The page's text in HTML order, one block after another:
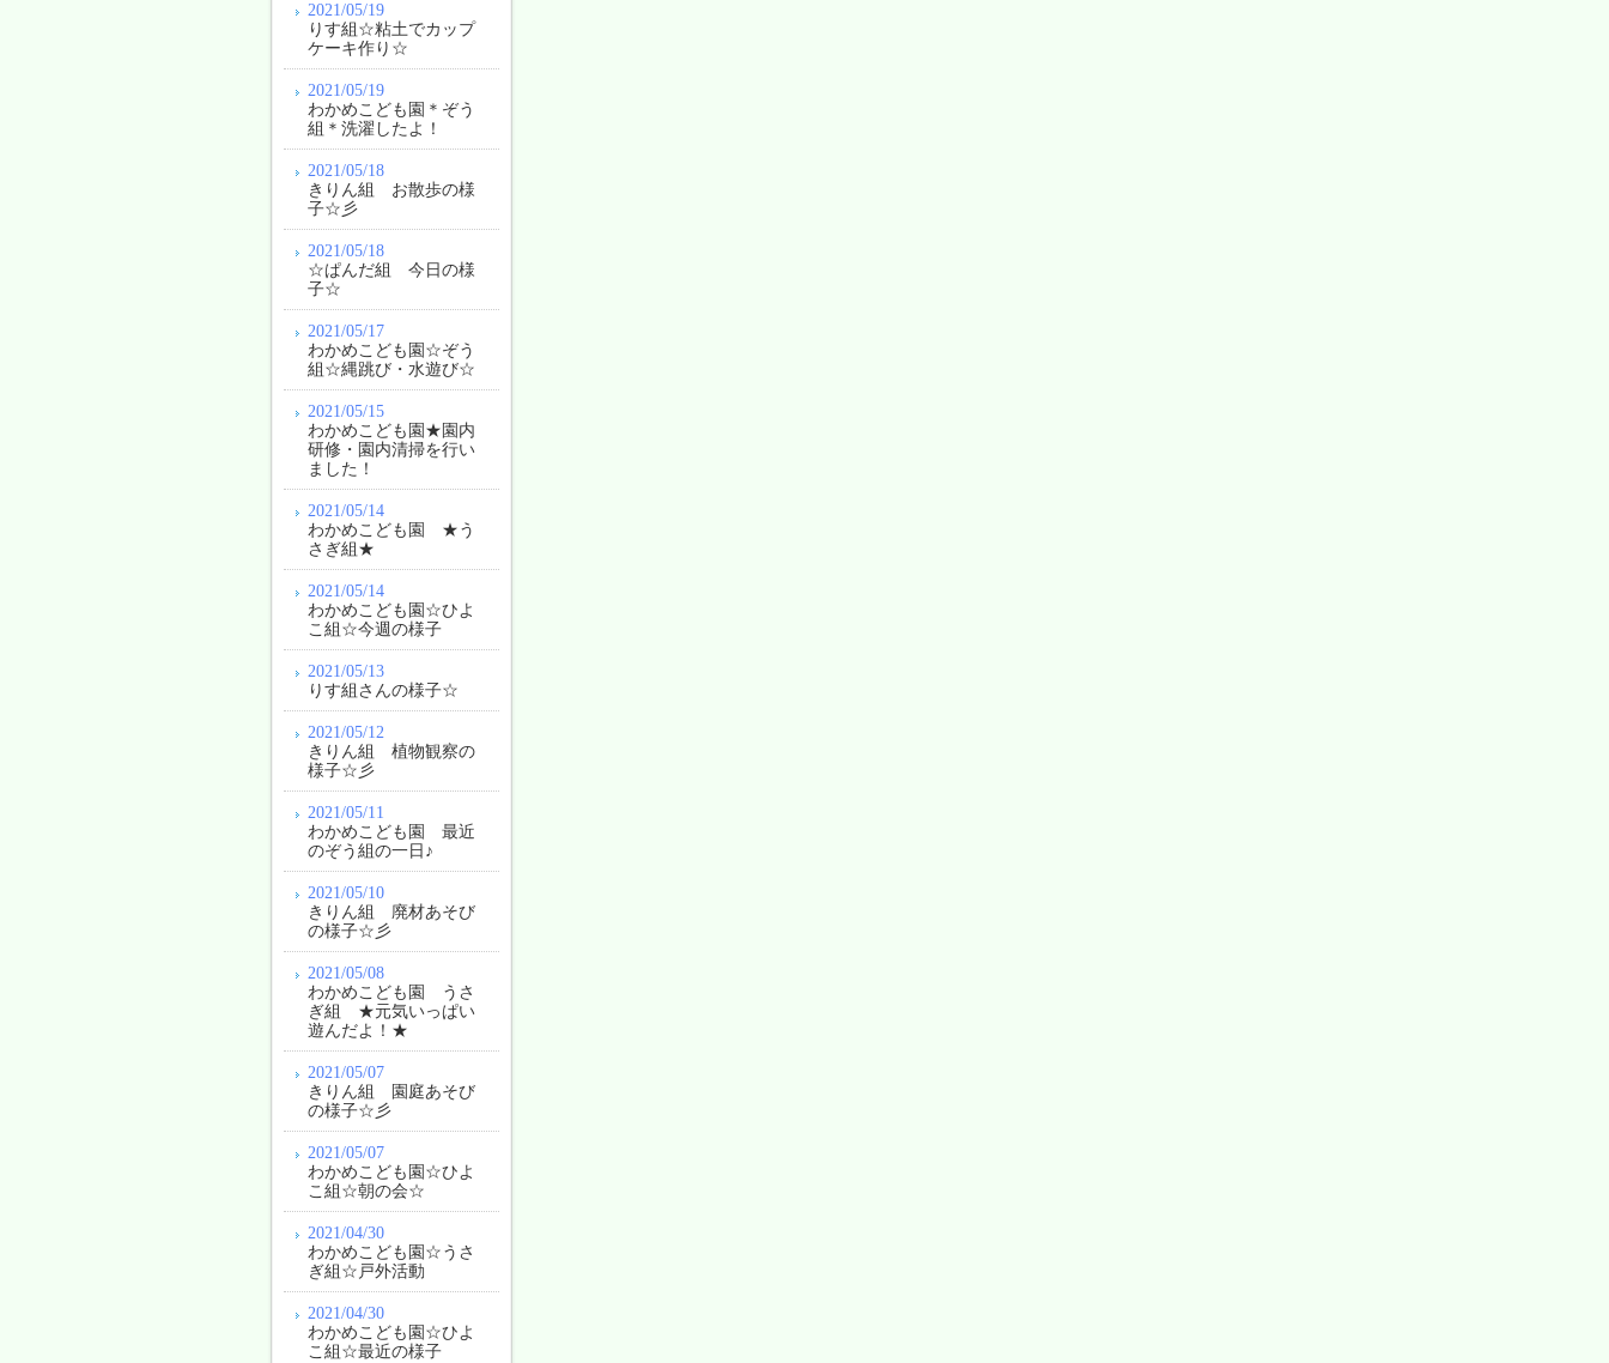
2021/05/19
りす組☆粘土でカップ
ケーキ作り☆
2021/05/19
わかめこども園＊ぞう
組＊洗濯したよ！
2021/05/18
きりん組 お散歩の様
子☆彡
2021/05/18
☆ぱんだ組 今日の様
子☆
2021/05/17
わかめこども園☆ぞう
組☆縄跳び・水遊び☆
2021/05/15
わかめこども園★園内
研修・園内清掃を行い
ました！
2021/05/14
わかめこども園 ★う
さぎ組★
2021/05/14
わかめこども園☆ひよ
こ組☆今週の様子
2021/05/13
りす組さんの様子☆
2021/05/12
きりん組 植物観察の
様子☆彡
2021/05/11
わかめこども園 最近
のぞう組の一日♪
2021/05/10
きりん組 廃材あそび
の様子☆彡
2021/05/08
わかめこども園 うさ
ぎ組 ★元気いっぱい
遊んだよ！★
2021/05/07
きりん組 園庭あそび
の様子☆彡
2021/05/07
わかめこども園☆ひよ
こ組☆朝の会☆
2021/04/30
わかめこども園☆うさ
ぎ組☆戸外活動
2021/04/30
わかめこども園☆ひよ
こ組☆最近の様子